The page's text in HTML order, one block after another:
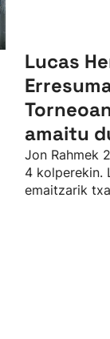
Lucas
amaitu
Jon Rahmek
4 kolperekin.
emaitzarik